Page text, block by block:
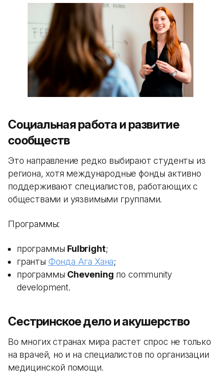
Социальная работа и развитие
сообществ
Это направление редко выбирают студенты из
региона, хотя международные фонды активно
поддерживают специалистов, работающих с
обществами и уязвимыми группами.
Программы:
программы Fulbright;
гранты Фонда Ага Хана;
программы Chevening по community
development.
Сестринское дело и акушерство
Во многих странах мира растет спрос не только
на врачей, но и на специалистов по организации
медицинской помощи.